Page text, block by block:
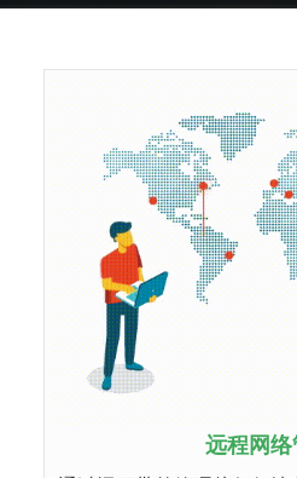
远程网络